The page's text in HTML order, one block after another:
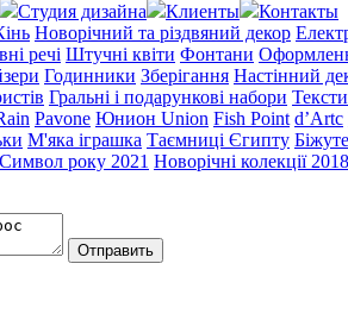
Студия дизайна Клиенты
Контакты
Новорічний та різдвяний декор
речі Штучні квіти Фонтани
Годинники Зберігання Настінний
Гральні і подарункові набори
Pavone Юнион Union Fish Point d’Artc
М'яка іграшка Таємниці Єгипту
Символ року 2021 Новорічні колекції 2018